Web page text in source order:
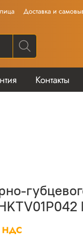
Доставка и
Контакты
НДС